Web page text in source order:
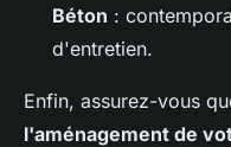
Béton :
d'entretien.
Enfin, assurez-vous
l'aménagement de